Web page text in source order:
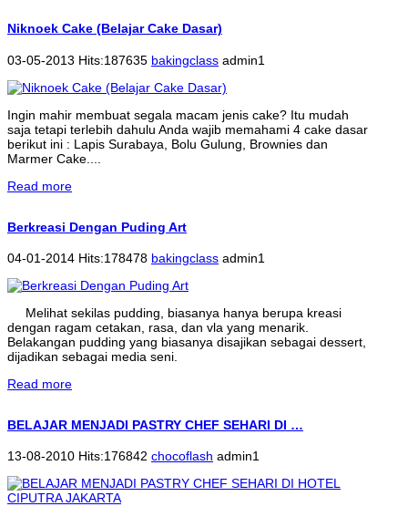
Niknoek Cake (Belajar Cake Dasar)
03-05-2013 Hits:187635 bakingclass admin1
Ingin mahir membuat segala macam jenis cake? Itu mudah
saja tetapi terlebih dahulu Anda wajib memahami 4 cake dasar
berikut ini : Lapis Surabaya, Bolu Gulung, Brownies dan
Marmer Cake....
Read more
Berkreasi Dengan Puding Art
04-01-2014 Hits:178478 bakingclass admin1
Melihat sekilas pudding, biasanya hanya berupa kreasi
dengan ragam cetakan, rasa, dan vla yang menarik.
Belakangan pudding yang biasanya disajikan sebagai dessert,
dijadikan sebagai media seni.
Read more
BELAJAR MENJADI PASTRY CHEF SEHARI DI …
13-08-2010 Hits:176842 chocoflash admin1